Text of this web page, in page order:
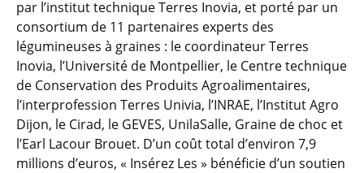
par l’institut technique Terres Inovia, et porté par un
consortium de 11 partenaires experts des
légumineuses à graines : le coordinateur Terres
Inovia, l’Université de Montpellier, le Centre technique
de Conservation des Produits Agroalimentaires,
l’interprofession Terres Univia, l’INRAE, l’Institut Agro
Dijon, le Cirad, le GEVES, UnilaSalle, Graine de choc et
l’Earl Lacour Brouet. D’un coût total d’environ 7,9
millions d’euros, « Insérez Les » bénéficie d’un soutien